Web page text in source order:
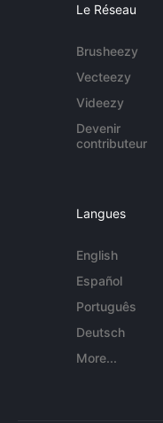
Le Réseau
Brusheezy
Vecteezy
Videezy
Devenir
contributeur
Langues
English
Español
Português
Deutsch
More...